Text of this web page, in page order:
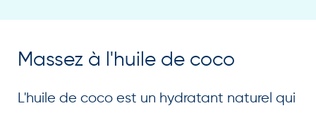
Massez à l'huile de coco
L'huile de coco est un hydratant naturel qui